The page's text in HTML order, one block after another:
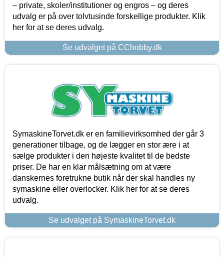
– private, skoler/institutioner og engros – og deres
udvalg er på over tolvtusinde forskellige produkter. Klik
her for at se deres udvalg.
Se udvalget på CChobby.dk
SymaskineTorvet.dk er en familievirksomhed der går 3
generationer tilbage, og de lægger en stor ære i at
sælge produkter i den højeste kvalitet til de bedste
priser. De har en klar målsætning om at være
danskernes foretrukne butik når der skal handles ny
symaskine eller overlocker. Klik her for at se deres
udvalg.
Se udvalget på SymaskineTorvet.dk